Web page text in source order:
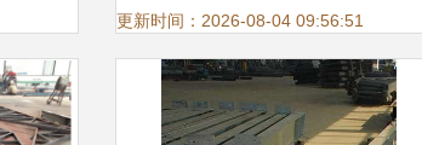
更新时间：2026-08-04 09:56:51